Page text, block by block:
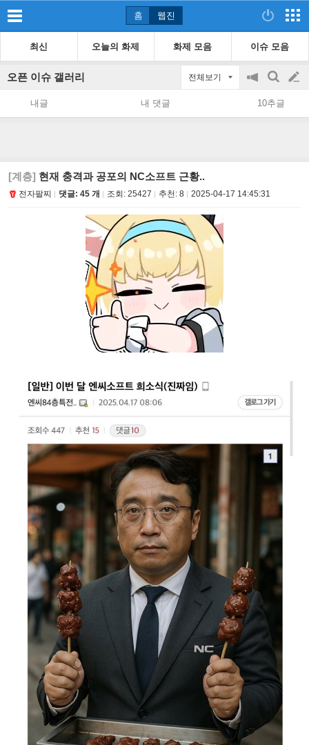
홈 웹진
최신 오늘의 화제 화제 모음 이슈 모음
오픈 이슈 갤러리 전체보기
공
지
on/off
검
색
글
쓰
내글 내 댓글 10추글
[계층] 현재 충격과 공포의 NC소프트 근황..
전자팔찌 댓글: 45 개 조회: 25427 추천: 8 2025-04-17 14:45:31